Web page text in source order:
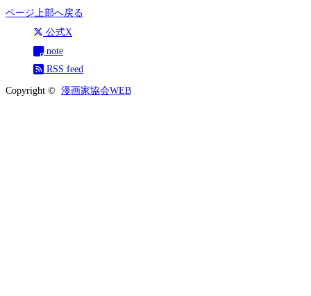
ページ上部へ戻る
公式X
note
RSS feed
Copyright © 漫画家協会WEB